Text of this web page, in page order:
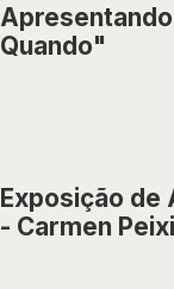
Quando"
Exposição de
- Carmen